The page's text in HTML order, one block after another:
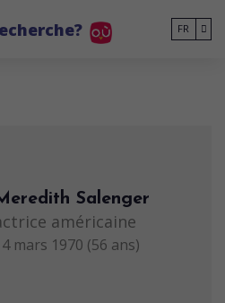
FR
Salenger
américaine
mars 1970 (56 ans)